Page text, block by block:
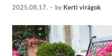
2025.08.17. - by Kerti virágok